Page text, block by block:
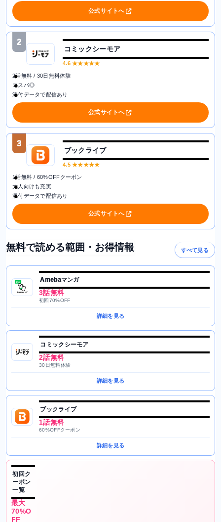
公式サイトへ
2
コミックシーモア
4.6★★★★★
2話無料 / 30日無料体験
コスパ◎
添付データで配信あり
公式サイトへ
3
ブックライブ
4.5★★★★★
1話無料 / 60%OFFクーポン
大人向けも充実
添付データで配信あり
公式サイトへ
無料で読める範囲・お得情報 すべて見る
Amebaマンガ
3話無料
初回70%OFF
詳細を見る
コミックシーモア
2話無料
30日無料体験
詳細を見る
ブックライブ
1話無料
60%OFFクーポン
詳細を見る
初回ク
ーポン
一覧
最大
70%O
FF